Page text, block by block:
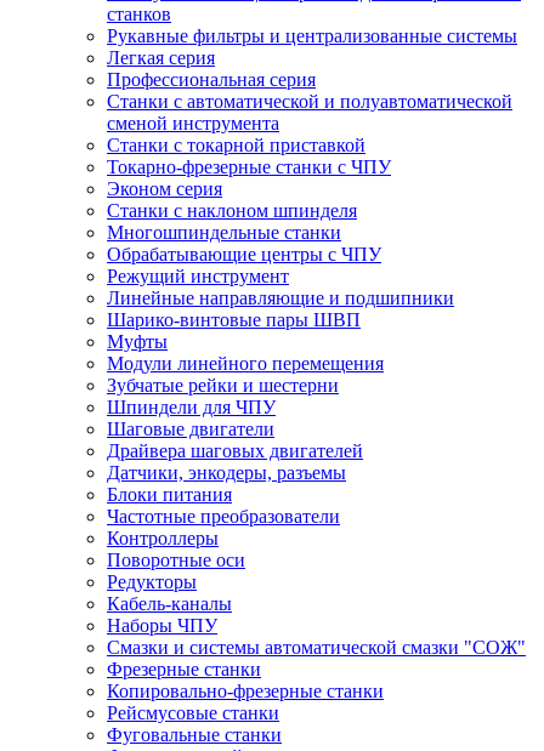
станков
Рукавные фильтры и централизованные системы
Легкая серия
Профессиональная серия
Станки с автоматической и полуавтоматической
сменой инструмента
Станки с токарной приставкой
Токарно-фрезерные станки с ЧПУ
Эконом серия
Станки с наклоном шпинделя
Многошпиндельные станки
Обрабатывающие центры с ЧПУ
Режущий инструмент
Линейные направляющие и подшипники
Шарико-винтовые пары ШВП
Муфты
Модули линейного перемещения
Зубчатые рейки и шестерни
Шпиндели для ЧПУ
Шаговые двигатели
Драйвера шаговых двигателей
Датчики, энкодеры, разъемы
Блоки питания
Частотные преобразователи
Контроллеры
Поворотные оси
Редукторы
Кабель-каналы
Наборы ЧПУ
Смазки и системы автоматической смазки "СОЖ"
Фрезерные станки
Копировально-фрезерные станки
Рейсмусовые станки
Фуговальные станки